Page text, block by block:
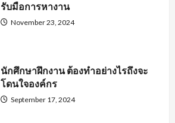
รับมือการหางาน
November 23, 2024
นักศึกษาฝึกงาน ต้องทำอย่างไรถึงจะ
โดนใจองค์กร
September 17, 2024